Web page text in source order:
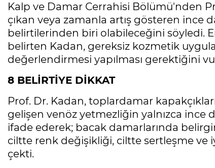
Kalp ve Damar Cerrahisi Bölümü'nden
çıkan veya zamanla artış gösteren
belirtilerinden biri olabileceğini söyledi.
belirten Kadan, gereksiz kozmetik
değerlendirmesi yapılması gerektiğini
8 BELİRTİYE DİKKAT
Prof. Dr. Kadan, toplardamar
gelişen venöz yetmezliğin yalnızca ince
ifade ederek; bacak damarlarında
ciltte renk değişikliği, ciltte sertleşme ve
çekti.